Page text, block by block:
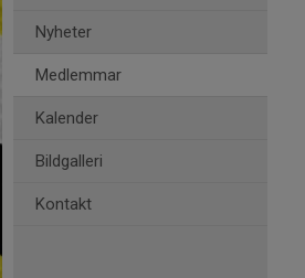
Nyheter
Medlemmar
Kalender
Bildgalleri
Kontakt